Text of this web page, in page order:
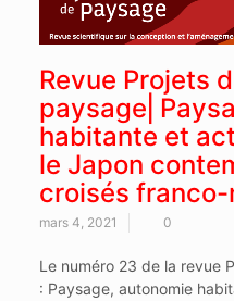
Revue Projets
habitante et
le Japon
croisés
mars 4, 2021 0
Le numéro 23 de la revue
: Paysage, autonomie